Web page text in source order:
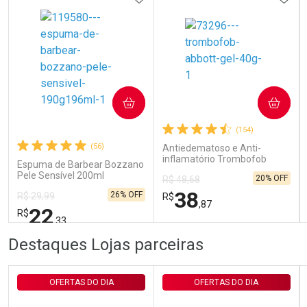
Por R$ 143,94/cada
Por R$ 143,94/cada
(56)
Espuma de Barbear Bozzano
Pele Sensível 200ml
R$ 29,99
R$22,33
26% OFF
COMPRAR
FECHAR
Laboratório
FECHAR
Por Menos
(154)
Antiedematoso e Anti-
inflamatório Trombofob
R$ 48,68
R$38,87
20% OFF
COMPRAR
Por Menos
Destaques Lojas parceiras
OFERTAS DO DIA OFERTAS DO DIA